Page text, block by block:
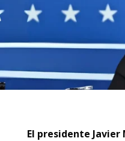
El presidente